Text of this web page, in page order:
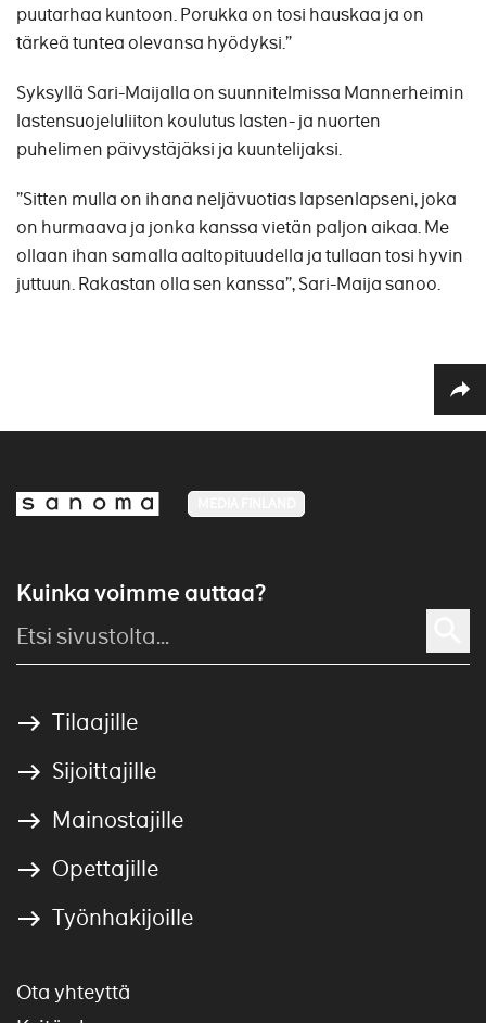
puutarhaa kuntoon. Porukka on tosi hauskaa ja on
tärkeä tuntea olevansa hyödyksi.”
Syksyllä Sari-Maijalla on suunnitelmissa Mannerheimin
lastensuojeluliiton koulutus lasten- ja nuorten
puhelimen päivystäjäksi ja kuuntelijaksi.
”Sitten mulla on ihana neljävuotias lapsenlapseni, joka
on hurmaava ja jonka kanssa vietän paljon aikaa. Me
ollaan ihan samalla aaltopituudella ja tullaan tosi hyvin
juttuun. Rakastan olla sen kanssa”, Sari-Maija sanoo.
Kuinka voimme auttaa?
Tilaajille
Sijoittajille
Mainostajille
Opettajille
Työnhakijoille
Ota yhteyttä